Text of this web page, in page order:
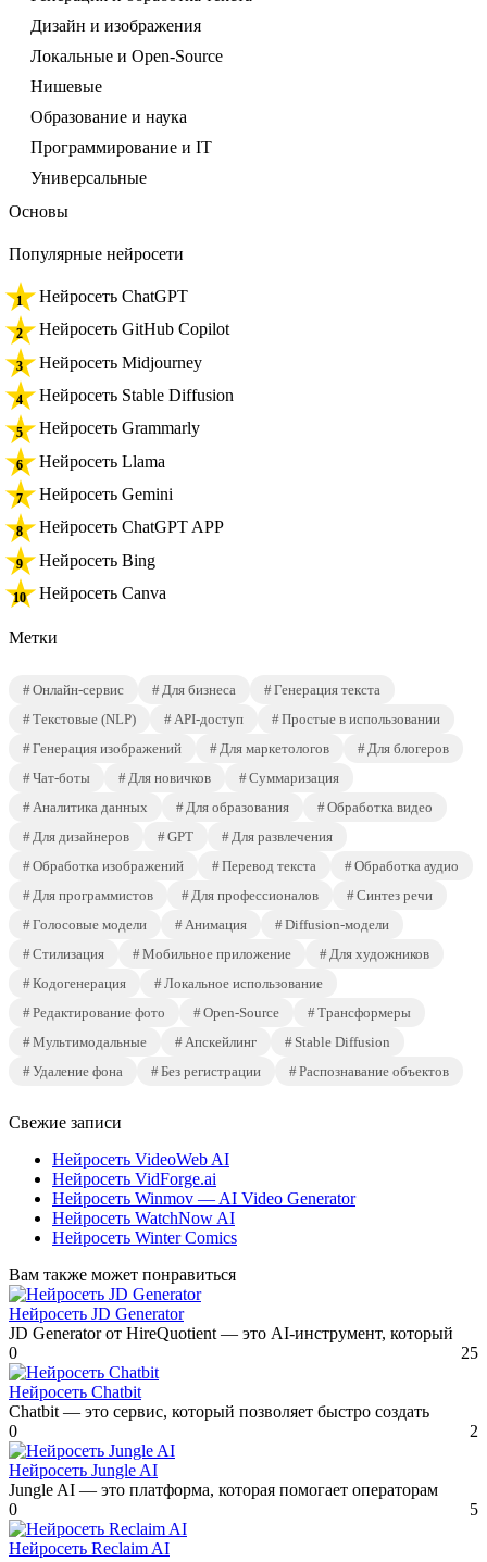
Дизайн и изображения
Локальные и Open-Source
Нишевые
Образование и наука
Программирование и IT
Универсальные
Основы
Популярные нейросети
Нейросеть ChatGPT
Нейросеть GitHub Copilot
Нейросеть Midjourney
Нейросеть Stable Diffusion
Нейросеть Grammarly
Нейросеть Llama
Нейросеть Gemini
Нейросеть ChatGPT APP
Нейросеть Bing
Нейросеть Canva
Метки
Онлайн-сервис Для бизнеса
Генерация текста
Текстовые (NLP)
API-доступ
Простые в использовании
Генерация изображений
Для маркетологов
Для блогеров
Чат-боты
Для новичков
Суммаризация
Аналитика данных
Для образования
Обработка видео
Для дизайнеров
GPT
Для развлечения
Обработка изображений
Перевод текста
Обработка аудио
Для программистов
Для профессионалов
Синтез речи
Голосовые модели
Анимация
Diffusion-модели
Стилизация
Мобильное приложение
Для художников
Кодогенерация
Локальное использование
Редактирование фото
Open-Source
Трансформеры
Мультимодальные
Апскейлинг
Stable Diffusion
Удаление фона
Без регистрации Распознавание объектов
Свежие записи
Нейросеть VideoWeb AI
Нейросеть VidForge.ai
Нейросеть Winmov — AI Video Generator
Нейросеть WatchNow AI
Нейросеть Winter Comics
Вам также может понравиться
Нейросеть JD Generator
JD Generator от HireQuotient — это AI-инструмент, который
0
25
Нейросеть Chatbit
Chatbit — это сервис, который позволяет быстро создать
0
2
Нейросеть Jungle AI
Jungle AI — это платформа, которая помогает операторам
0
5
Нейросеть Reclaim AI